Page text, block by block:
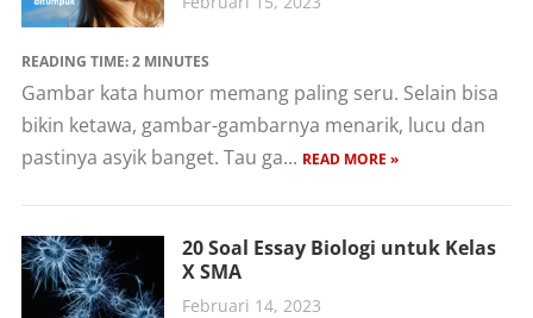
READING TIME:2 MINUTES
Gambar kata humor memang paling seru. Selain bisa
bikin ketawa, gambar-gambarnya menarik, lucu dan
pastinya asyik banget. Tau ga... READ MORE »
20 Soal Essay Biologi untuk Kelas
X SMA
Februari 14, 2023